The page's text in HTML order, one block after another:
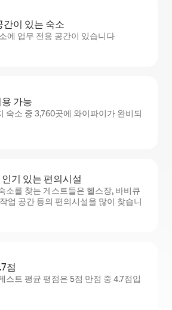
간이 있는 숙소
에 업무 전용 공간이 있습니다
가능
숙소 중 3,760곳에 와이파이가 완비되
기 있는 편의시설
소를 찾는 게스트들은 헬스장, 바비큐
업 공간 등의 편의시설을 많이 찾습니
점
스트 평균 평점은 5점 만점 중 4.7점입